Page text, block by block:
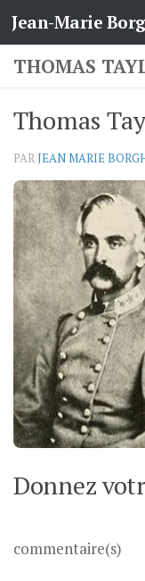
Skip to content
Jean-Marie
THOMAS
Thomas
PARJEAN MARIE
Donnez
commentaire(s)